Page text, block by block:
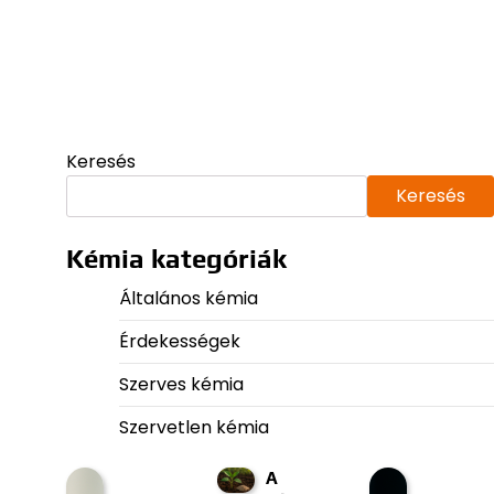
Keresés
Keresés
Kémia kategóriák
Általános kémia
Érdekességek
Szerves kémia
Szervetlen kémia
A